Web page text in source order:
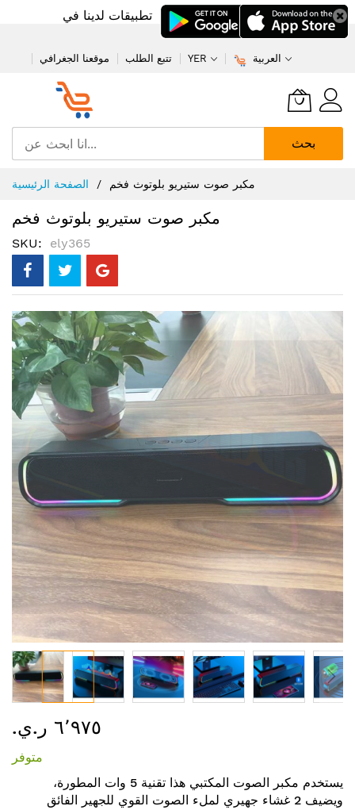
تطبيقات لدينا في
موقعنا الجغرافي تتبع الطلب YER العربية
بحث
إلى
المحتوى
الصفحة الرئيسية مكبر صوت ستيريو بلوتوث فخم
مكبر صوت ستيريو بلوتوث فخم
SKU ely365
انتقل
إلى
النهاية
معرض
الصور
إلى
معرض
٦٬٩٧٥ ر.ي.‏
متوفر
يستخدم مكبر الصوت المكتبي هذا تقنية 5 وات المطورة،
ويضيف 2 غشاء جهيري لملء الصوت القوي للجهير الفائق